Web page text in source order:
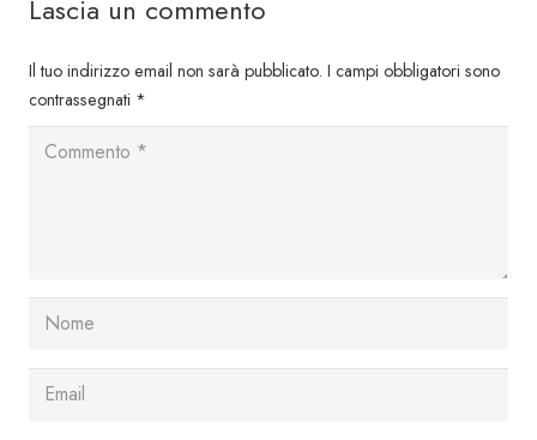
Lascia un commento
Il tuo indirizzo email non sarà pubblicato. I campi obbligatori sono
contrassegnati *